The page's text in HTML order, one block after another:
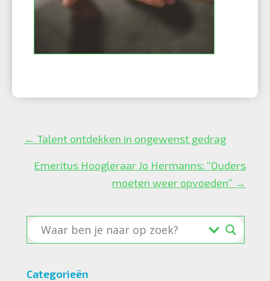
Posts
navigation
← Talent ontdekken in ongewenst gedrag
Emeritus Hoogleraar Jo Hermanns: “Ouders
moeten weer opvoeden” →
Categorieën